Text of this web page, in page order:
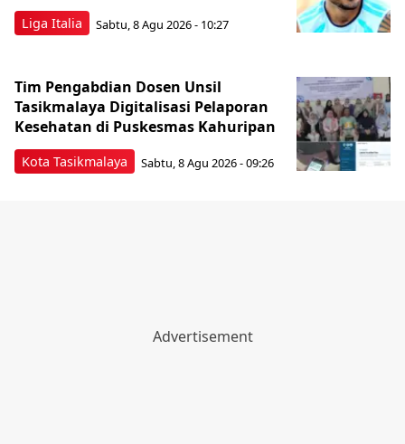
Liga Italia Sabtu, 8 Agu 2026 - 10:27
Kota Tasikmalaya
Tim Pengabdian Dosen Unsil
Tasikmalaya Digitalisasi Pelaporan
Kesehatan di Puskesmas Kahuripan
Sabtu, 8 Agu 2026 - 09:26